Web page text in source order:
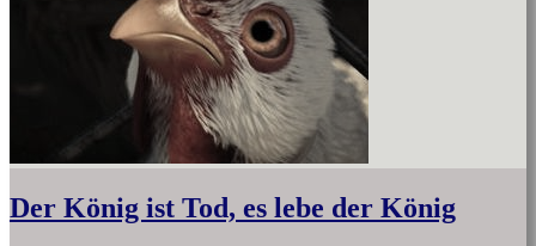
Der König ist Tod, es lebe der König